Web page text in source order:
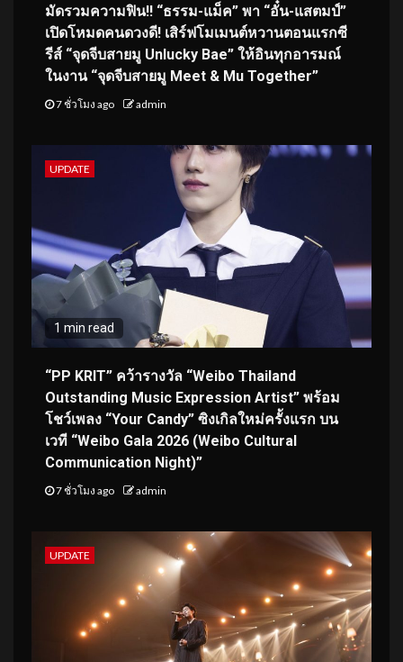
มัดรวมความฟิน!! “ธรรม-แม็ค” พา “อั๋น-แสตมป์”
เปิดโหมดคนดวงดี! เสิร์ฟโมเมนต์หวานตอนแรกซี
รีส์ “จุดจีบสายมู Unlucky Bae” ให้อินทุกอารมณ์
ในงาน “จุดจีบสายมู Meet & Mu Together”
7 ชั่วโมง ago admin
UPDATE
1 min read
“PP KRIT” คว้ารางวัล “Weibo Thailand
Outstanding Music Expression Artist” พร้อม
โชว์เพลง “Your Candy” ซิงเกิลใหม่ครั้งแรก บน
เวที “Weibo Gala 2026 (Weibo Cultural
Communication Night)”
7 ชั่วโมง ago admin
UPDATE